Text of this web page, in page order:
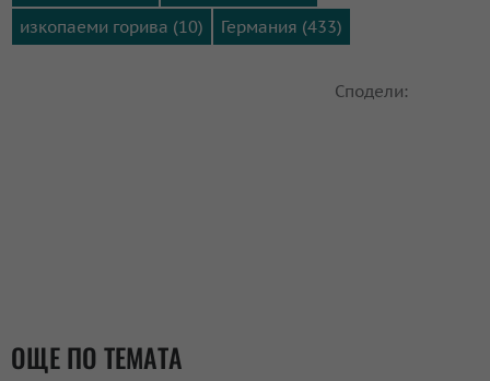
изкопаеми горива (10)
Германия (433)
Сподели:
ОЩЕ ПО ТЕМАТА